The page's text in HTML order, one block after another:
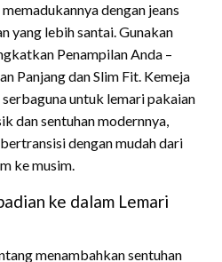
dengan jeans
yang lebih santai. Gunakan
Penampilan Anda –
Panjang dan Slim Fit. Kemeja
untuk lemari pakaian
dan sentuhan modernnya,
dengan mudah dari
ke musim.
ke dalam Lemari
menambahkan sentuhan